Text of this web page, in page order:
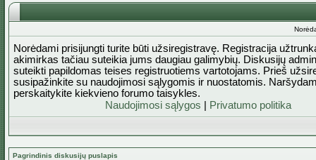
Norėdami prisijungti turite būti užsiregistravę. Registracija
akimirkas tačiau suteikia jums daugiau galimybių. Diskusijų
suteikti papildomas teises registruotiems vartotojams. Prieš
susipažinkite su naudojimosi sąlygomis ir nuostatomis.
perskaitykite kiekvieno forumo taisykles.
Naudojimosi sąlygos
Privatumo politika
Pagrindinis diskusijų puslapis